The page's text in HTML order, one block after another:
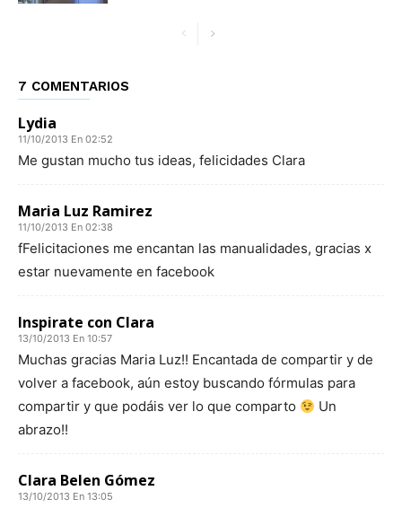
7 COMENTARIOS
Lydia
11/10/2013 En 02:52
Me gustan mucho tus ideas, felicidades Clara
Maria Luz Ramirez
11/10/2013 En 02:38
fFelicitaciones me encantan las manualidades, gracias x
estar nuevamente en facebook
Inspirate con Clara
13/10/2013 En 10:57
Muchas gracias Maria Luz!! Encantada de compartir y de
volver a facebook, aún estoy buscando fórmulas para
compartir y que podáis ver lo que comparto
Un
abrazo!!
Clara Belen Gómez
13/10/2013 En 13:05